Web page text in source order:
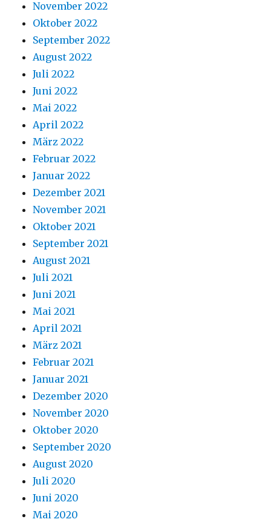
November 2022
Oktober 2022
September 2022
August 2022
Juli 2022
Juni 2022
Mai 2022
April 2022
März 2022
Februar 2022
Januar 2022
Dezember 2021
November 2021
Oktober 2021
September 2021
August 2021
Juli 2021
Juni 2021
Mai 2021
April 2021
März 2021
Februar 2021
Januar 2021
Dezember 2020
November 2020
Oktober 2020
September 2020
August 2020
Juli 2020
Juni 2020
Mai 2020